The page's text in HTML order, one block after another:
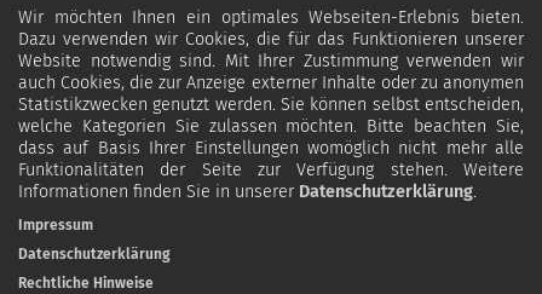
Wir möchten Ihnen ein optimales Webseiten-Erlebnis bieten.
Dazu verwenden wir Cookies, die für das Funktionieren unserer
Website notwendig sind. Mit Ihrer Zustimmung verwenden wir
auch Cookies, die zur Anzeige externer Inhalte oder zu anonymen
Statistikzwecken genutzt werden. Sie können selbst entscheiden,
welche Kategorien Sie zulassen möchten. Bitte beachten Sie,
dass auf Basis Ihrer Einstellungen womöglich nicht mehr alle
Funktionalitäten der Seite zur Verfügung stehen. Weitere
Informationen finden Sie in unserer Datenschutzerklärung.
Impressum
Datenschutzerklärung
Rechtliche Hinweise